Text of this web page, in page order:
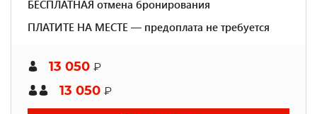
БЕСПЛАТНАЯ отмена бронирования
ПЛАТИТЕ НА МЕСТЕ — предоплата не требуется
13 050 ₽
13 050 ₽